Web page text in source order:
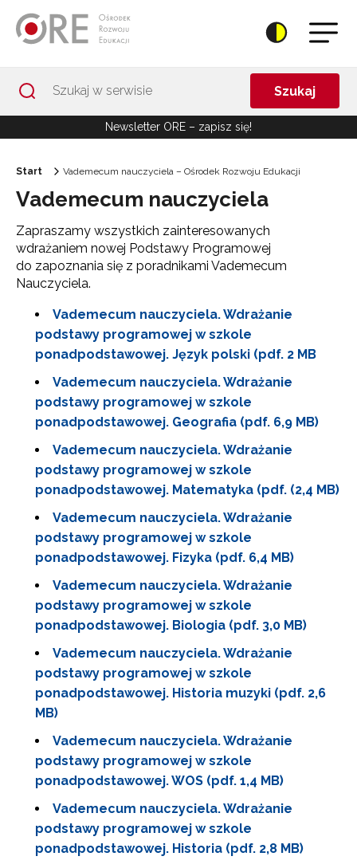
Szukaj
Newsletter ORE – zapisz się!
Start Vademecum nauczyciela – Ośrodek Rozwoju Edukacji
Vademecum nauczyciela
Zapraszamy wszystkich zainteresowanych
wdrażaniem nowej Podstawy Programowej
do zapoznania się z poradnikami Vademecum
Nauczyciela.
Vademecum nauczyciela. Wdrażanie
podstawy programowej w szkole
ponadpodstawowej. Język polski (pdf. 2 MB
Vademecum nauczyciela. Wdrażanie
podstawy programowej w szkole
ponadpodstawowej. Geografia (pdf. 6,9 MB)
Vademecum nauczyciela. Wdrażanie
podstawy programowej w szkole
ponadpodstawowej. Matematyka (pdf. (2,4 MB)
Vademecum nauczyciela. Wdrażanie
podstawy programowej w szkole
ponadpodstawowej. Fizyka (pdf. 6,4 MB)
Vademecum nauczyciela. Wdrażanie
podstawy programowej w szkole
ponadpodstawowej. Biologia (pdf. 3,0 MB)
Vademecum nauczyciela. Wdrażanie
podstawy programowej w szkole
ponadpodstawowej. Historia muzyki (pdf. 2,6
MB)
Vademecum nauczyciela. Wdrażanie
podstawy programowej w szkole
ponadpodstawowej. WOS (pdf. 1,4 MB)
Vademecum nauczyciela. Wdrażanie
podstawy programowej w szkole
ponadpodstawowej. Historia (pdf. 2,8 MB)